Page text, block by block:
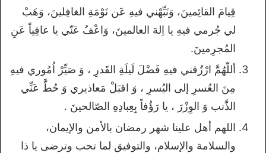
قِيامَ القائِمينَ، وَنَبِّهْني فيهِ عَن نَوْمَةِ الغافِلينَ، وَهَبْ
لي جُرمي فيهِ يا اِلهَ العالمينَ، وَاعْفُ عَنّي يا عافِياً عَنِ
المُجرِمينَ.
أللّهُمَّ ارْزُقني فيهِ فَضْلَ لَيلَةِ القَدرِ ، وَ صَيِّرْ اُمُوري فيهِ
مِنَ العُسرِ إلى اليُسرِ ، وَ اقبَلْ مَعاذيري وَ حُطَّ عَنِّي
الذَّنب وَ الوِزْرَ ، يا رَؤُفاً بِعِبادِهِ الصّالحينَ .
اللهم أهل علينا شهر رمضان بالأمن والإيمان،
والسلامة والإسلام، والتوفيق لما تحب وترضى يا ذا